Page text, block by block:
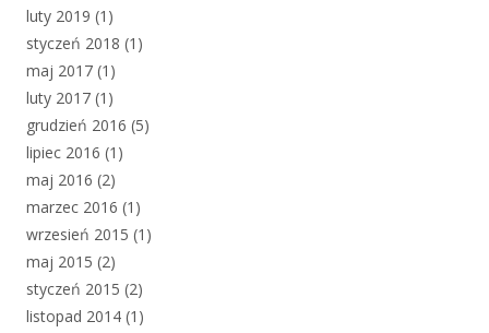
luty 2019 (1)
styczeń 2018 (1)
maj 2017 (1)
luty 2017 (1)
grudzień 2016 (5)
lipiec 2016 (1)
maj 2016 (2)
marzec 2016 (1)
wrzesień 2015 (1)
maj 2015 (2)
styczeń 2015 (2)
listopad 2014 (1)